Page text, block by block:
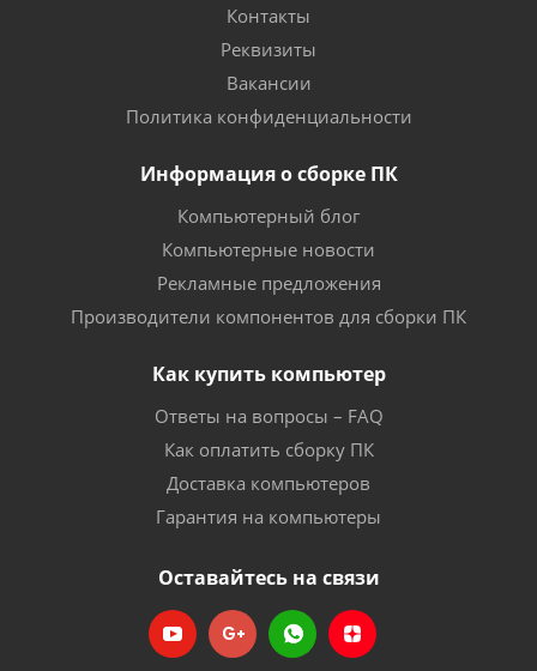
Контакты
Реквизиты
Вакансии
Политика конфиденциальности
Информация о сборке ПК
Компьютерный блог
Компьютерные новости
Рекламные предложения
Производители компонентов для сборки ПК
Как купить компьютер
Ответы на вопросы – FAQ
Как оплатить сборку ПК
Доставка компьютеров
Гарантия на компьютеры
Оставайтесь на связи